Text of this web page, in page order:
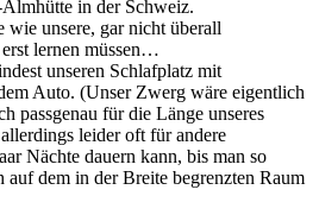
Almhütte in der Schweiz.
wie unsere, gar nicht überall
lernen müssen…
unseren Schlafplatz mit
Auto. (Unser Zwerg wäre eigentlich
passgenau für die Länge unseres
leider oft für andere
Nächte dauern kann, bis man so
auf dem in der Breite begrenzten Raum